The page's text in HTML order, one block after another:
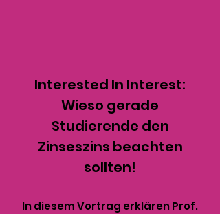
Interested In Interest:
Wieso gerade
Studierende den
Zinseszins beachten
sollten!
In diesem Vortrag erklären Prof.